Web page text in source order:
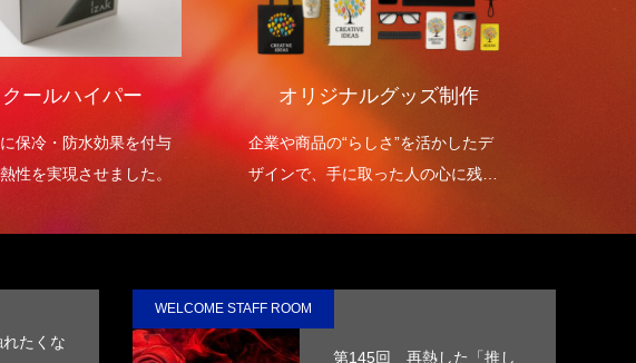
ールハイパー
保冷・防水効果を付与
性を実現させました。
オリジナルグッズ制作
企業や商品の“らしさ”を活かしたデ
ザインで、手に取った人の心に残る
たくな
WELCOME STAFF ROOM
第145回 再熱した「推し